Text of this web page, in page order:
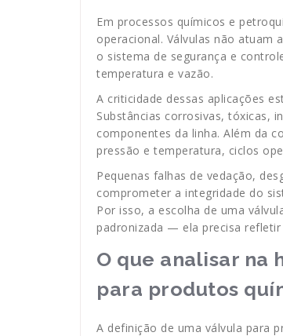
Em processos químicos e
operacional. Válvulas não atuam
o sistema de segurança e
temperatura e vazão.
A criticidade dessas aplicações
Substâncias corrosivas, tóxicas,
componentes da linha. Além da
pressão e temperatura, ciclos
Pequenas falhas de vedação,
comprometer a integridade do
Por isso, a escolha de uma
padronizada — ela precisa
O que analisar na
para produtos
A definição de uma válvula para